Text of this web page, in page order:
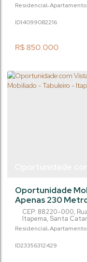
Residencial Apartamento
R$850.000
2216
1409908
Itapema/SC
Residencial Apartamento
2429
2335631
CEP: 88220-000,
Itapema, Santa
Oportunidade
Apenas 230
Excelente
moradia com
Este
bela vista para o